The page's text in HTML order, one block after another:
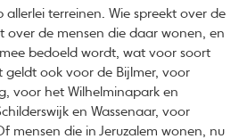
allerlei terreinen. Wie spreekt over de
over de mensen die daar wonen, en
bedoeld wordt, wat voor soort
ook voor de Bijlmer, voor
voor het Wilhelminapark en
en Wassenaar, voor
mensen die in Jeruzalem wonen, nu